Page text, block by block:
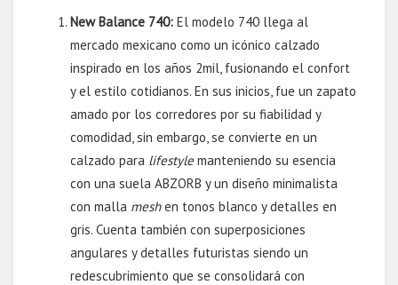
New Balance 740: El modelo 740 llega al
mercado mexicano como un icónico calzado
inspirado en los años 2mil, fusionando el confort
y el estilo cotidianos. En sus inicios, fue un zapato
amado por los corredores por su fiabilidad y
comodidad, sin embargo, se convierte en un
calzado para lifestylemanteniendo su esencia
con una suela ABZORB y un diseño minimalista
con malla meshen tonos blanco y detalles en
gris. Cuenta también con superposiciones
angulares y detalles futuristas siendo un
redescubrimiento que se consolidará con